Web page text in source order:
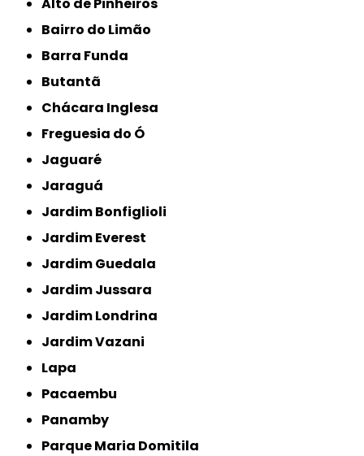
Bairro do Limão
Barra Funda
Butantã
Chácara Inglesa
Freguesia do Ó
Jaguaré
Jaraguá
Jardim Bonfiglioli
Jardim Everest
Jardim Guedala
Jardim Jussara
Jardim Londrina
Jardim Vazani
Lapa
Pacaembu
Panamby
Parque Maria Domitila